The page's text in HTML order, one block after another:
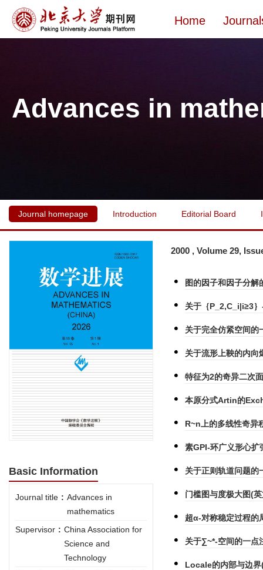
Home
Advances in
Journal homepage Introduction Editorial Board
Basic Information
Journal title : Advances in
mathematics
Supervisor : China Association for
Science and
Technology
2000 , Volume 29,
图的因子和因子分解
关于｛P_2,C_i|i≥3
关于完全仿紧空间的
关于流形上鞅的内向
特征为2的奇异二次
本原分式Artin的
R~n上的多线性奇异
素GPI-环广义形心扩
关于正则轨道问题的
门槛图与度极大图(
超α-对称稳定过程的
关于∑~*-空间的一点
Locale的内部与边